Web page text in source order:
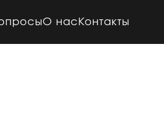
О нас Контакты